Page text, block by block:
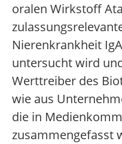
oralen Wirkstoff
Nierenkrankheit
untersucht wird
Werttreiber des
wie aus
die in
zusammengefasst